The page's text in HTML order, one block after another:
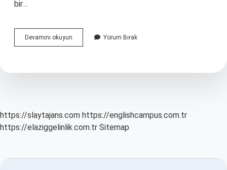
bir…
Devamını okuyun Adsorpsiyon
Ve
Yorum Bırak
https://slaytajans.com https://englishcampus.com.tr
https://elaziggelinlik.com.tr Sitemap